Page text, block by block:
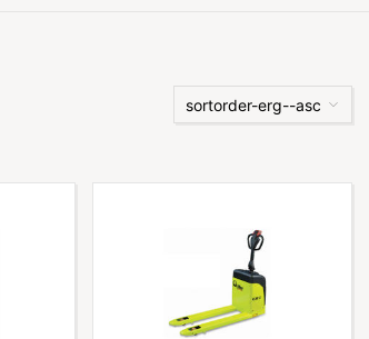
sortorder-erg--asc